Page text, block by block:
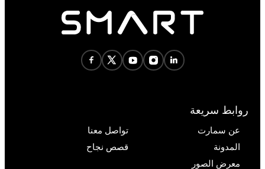
روابط سريعة
عن سمارت
تواصل معنا
المدونة
قصص نجاح
معرض الصور